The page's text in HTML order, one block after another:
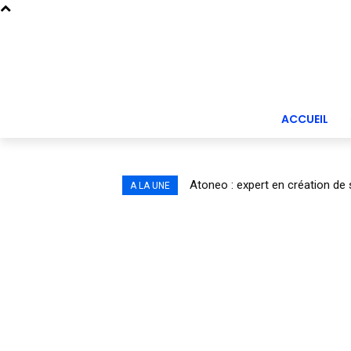
ACCUEIL
A LA UNE Atoneo : expert en création de